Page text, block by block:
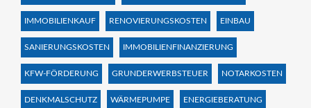
IMMOBILIENKAUF RENOVIERUNGSKOSTEN EINBAU
SANIERUNGSKOSTEN IMMOBILIENFINANZIERUNG
KFW-FÖRDERUNG GRUNDERWERBSTEUER NOTARKOSTEN
DENKMALSCHUTZ WÄRMEPUMPE ENERGIEBERATUNG